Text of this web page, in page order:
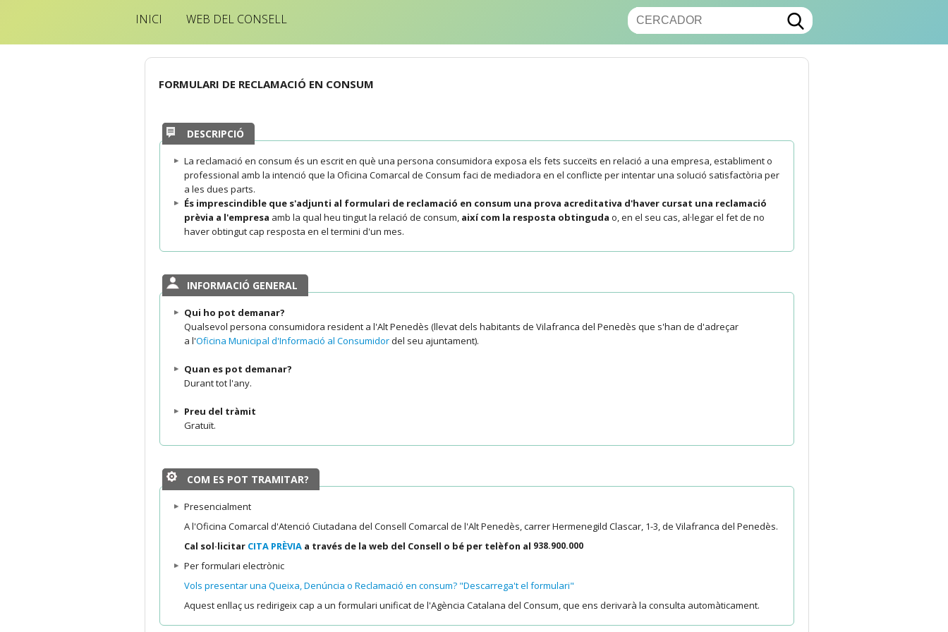
INICI WEB DEL CONSELL
FORMULARI DE RECLAMACIÓ EN CONSUM
DESCRIPCIÓ
La reclamació en consum és un escrit en què una persona consumidora exposa els fets succeïts en relació a una empresa, establiment o
professional amb la intenció que la Oficina Comarcal de Consum faci de mediadora en el conflicte per intentar una solució satisfactòria per
a les dues parts.
És imprescindible que s'adjunti al formulari de reclamació en consum una prova acreditativa d'haver cursat una reclamació
prèvia a l'empresa amb la qual heu tingut la relació de consum, així com la resposta obtinguda o, en el seu cas, al·legar el fet de no
haver obtingut cap resposta en el termini d'un mes.
INFORMACIÓ GENERAL
Qui ho pot demanar?
Qualsevol persona consumidora resident a l'Alt Penedès (llevat dels habitants de Vilafranca del Penedès que s'han de d'adreçar
a l'Oficina Municipal d'Informació al Consumidordel seu ajuntament).
Quan es pot demanar?
Durant tot l'any.
Preu del tràmit
Gratuït.
COM ES POT TRAMITAR?
Presencialment
A l'Oficina Comarcal d'Atenció Ciutadana del Consell Comarcal de l'Alt Penedès, carrer Hermenegild Clascar, 1-3, de Vilafranca del Penedès.
Cal sol·licitar CITA PRÈVIA a través de la web del Consell o bé per telèfon al 938.900.000
Per formulari electrònic
Vols presentar una Queixa, Denúncia o Reclamació en consum? "Descarrega't el formulari"
Aquest enllaç us redirigeix cap a un formulari unificat de l'Agència Catalana del Consum, que ens derivarà la consulta automàticament.